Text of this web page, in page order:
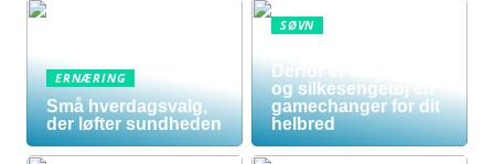
ERNÆRING
Små hverdagsvalg,
der løfter sundheden
SØVN
Derfor er silkedyne
og silkesengetøj en
gamechanger for dit
helbred